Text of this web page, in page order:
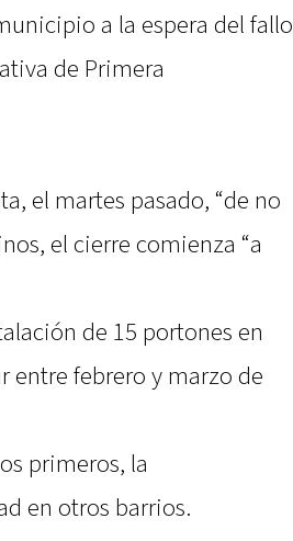
a la espera del fallo
de Primera
el martes pasado, “de no
el cierre comienza “a
de 15 portones en
entre febrero y marzo de
primeros, la
en otros barrios.